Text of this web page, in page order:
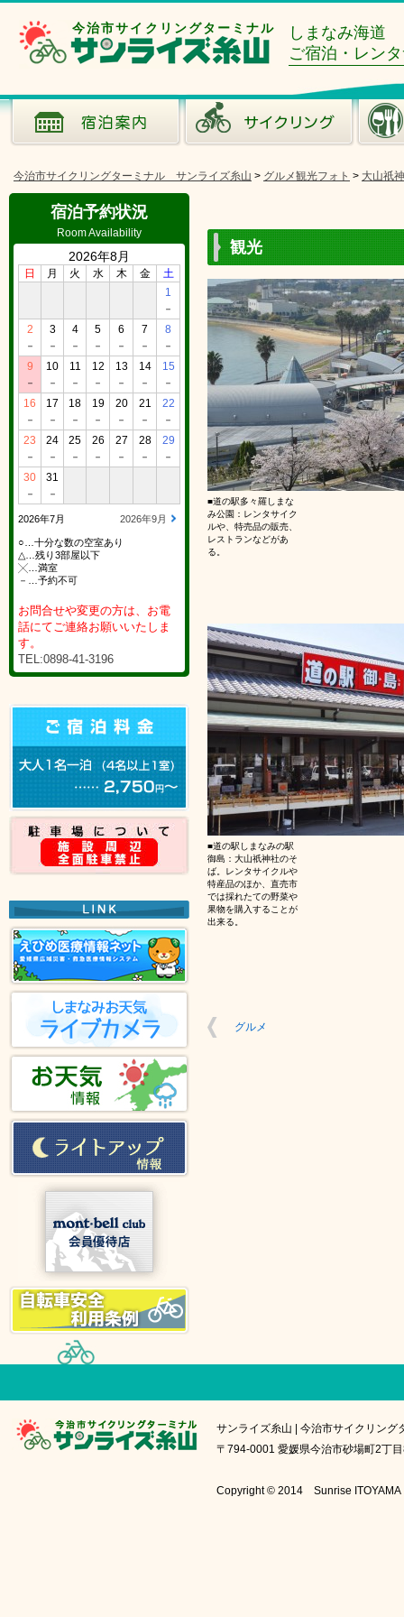
今治市サイクリングターミナル
しまなみ海道
ご宿泊・レン
今治市サイクリングターミナル サンライズ糸山 > グルメ観光フォト > 大山祇
宿泊予約状況
Room Availability
2026年8月
日 月 火 水 木 金
土
1
－
2
－
3
－
4
－
5
－
6
－
7
－
8
－
9
－
10
－
11
－
12
－
13
－
14
－
15
－
16
－
17
－
18
－
19
－
20
－
21
－
22
－
23
－
24
－
25
－
26
－
27
－
28
－
29
－
30
－
31
－
2026年7月 2026年9月
○…十分な数の空室あり
△…残り3部屋以下
╳…満室
－…予約不可
お問合せや変更の方は、お電
話にてご連絡お願いいたしま
す。
TEL:0898-41-3196
観光
■道の駅多々羅しまな
み公園：レンタサイク
ルや、特売品の販売、
レストランなどがあ
る。
■道の駅しまなみの駅
御島：大山祇神社のそ
ば。レンタサイクルや
特産品のほか、直売市
では採れたての野菜や
果物を購入することが
出来る。
グルメ
サンライズ糸山 | 今治市サイクリング
〒794-0001 愛媛県今治市砂場町2
Copyright © 2014 Sunrise